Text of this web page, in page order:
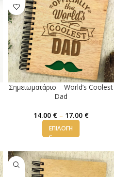
Σημειωματάριο – World’s Coolest
Dad
14.00 € – 17.00 €
ΕΠΙΛΟΓΉ